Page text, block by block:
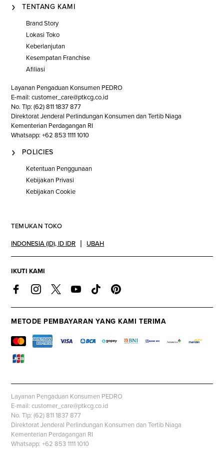
TENTANG KAMI
Brand Story
Lokasi Toko
Keberlanjutan
Kesempatan Franchise
Afiliasi
Layanan Pengaduan Konsumen PEDRO
E-mail: customer_care@ptkcg.co.id
No. Tlp: (62) 811 1837 877
Direktorat Jenderal Perlindungan Konsumen dan Tertib Niaga
Kementerian Perdagangan RI
Whatsapp: +62 853 1111 1010
POLICIES
Ketentuan Penggunaan
Kebijakan Privasi
Kebijakan Cookie
TEMUKAN TOKO
INDONESIA (ID), ID IDR UBAH
IKUTI KAMI
METODE PEMBAYARAN YANG KAMI TERIMA
Layanan Pengaduan Konsumen PEDRO
E-mail: customer_care@ptkcg.co.id
No. Tlp: (62) 811 1837 877
Direktorat Jenderal Perlindungan Konsumen dan Tertib Niaga
Kementerian Perdagangan RI
Whatsapp: +62 853 1111 1010